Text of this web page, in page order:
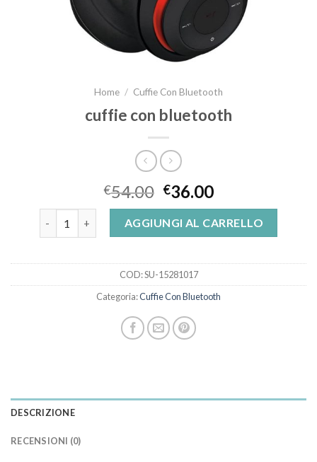
Home / Cuffie Con Bluetooth
cuffie con bluetooth
€54.00 €36.00
cuffie con bluetooth quantitàAGGIUNGI AL CARRELLO
COD:SU-15281017
Categoria:Cuffie Con Bluetooth
DESCRIZIONE
RECENSIONI (0)